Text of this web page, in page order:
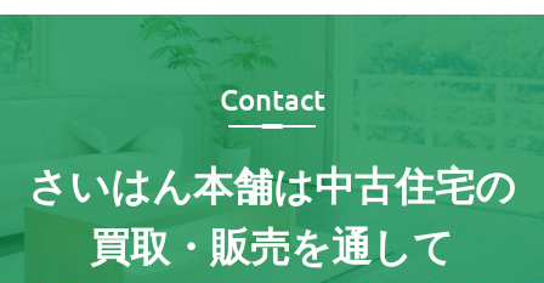
Contact
さいはん本舗は中古住宅の
買取・販売を通して